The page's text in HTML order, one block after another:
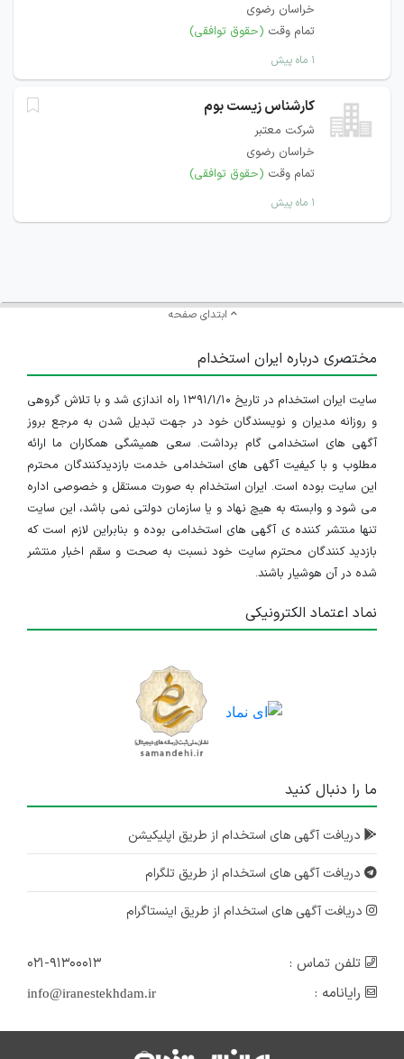
خراسان رضوی
تمام وقت (حقوق توافقی)
۱ ماه پیش
کارشناس زیست بوم
شرکت معتبر
خراسان رضوی
تمام وقت (حقوق توافقی)
۱ ماه پیش
ابتدای صفحه
مختصری درباره ایران استخدام
سایت ایران استخدام در تاریخ ۱۳۹۱/۱/۱۰ راه اندازی شد و با تلاش گروهی
و روزانه مدیران و نویسندگان خود در جهت تبدیل شدن به مرجع بروز
آگهی های استخدامی گام برداشت. سعی همیشگی همکاران ما ارائه
مطلوب و با کیفیت آگهی های استخدامی خدمت بازدیدکنندگان محترم
این سایت بوده است. ایران استخدام به صورت مستقل و خصوصی اداره
می شود و وابسته به هیچ نهاد و یا سازمان دولتی نمی باشد، این سایت
تنها منتشر کننده ی آگهی های استخدامی بوده و بنابراین لازم است که
بازدید کنندگان محترم سایت خود نسبت به صحت و سقم اخبار منتشر
شده در آن هوشیار باشند.
نماد اعتماد الکترونیکی
ما را دنبال کنید
دریافت آگهی های استخدام از طریق اپلیکیشن
دریافت آگهی های استخدام از طریق تلگرام
دریافت آگهی های استخدام از طریق اینستاگرام
تلفن تماس :
۰۲۱-۹۱۳۰۰۰۱۳
رایانامه :
info@iranestekhdam.ir